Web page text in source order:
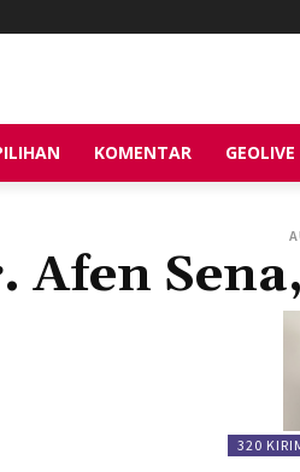
KOMENTAR GEOLIVE
Afen
320